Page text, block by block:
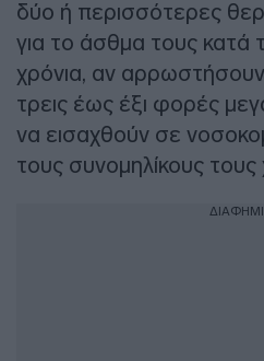
δύο ή περισσότερες
για το άσθμα τους κατά
χρόνια, αν
τρεις έως έξι φορές
να εισαχθούν σε
τους συνομηλίκους τους